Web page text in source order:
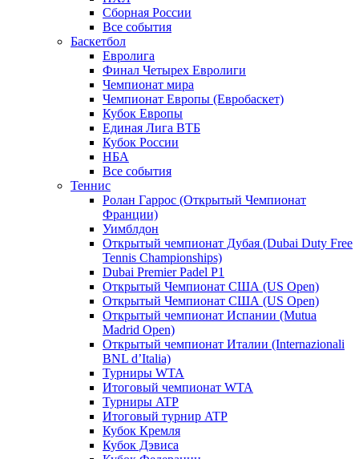
Сборная России
Все события
Баскетбол
Евролига
Финал Четырех Евролиги
Чемпионат мира
Чемпионат Европы (Евробаскет)
Кубок Европы
Единая Лига ВТБ
Кубок России
НБА
Все события
Теннис
Ролан Гаррос (Открытый Чемпионат
Франции)
Уимблдон
Открытый чемпионат Дубая (Dubai Duty Free
Tennis Championships)
Dubai Premier Padel P1
Открытый Чемпионат США (US Open)
Открытый Чемпионат США (US Open)
Открытый чемпионат Испании (Mutua
Madrid Open)
Открытый чемпионат Италии (Internazionali
BNL d’Italia)
Турниры WTA
Итоговый чемпионат WTA
Турниры ATP
Итоговый турнир ATP
Кубок Кремля
Кубок Дэвиса